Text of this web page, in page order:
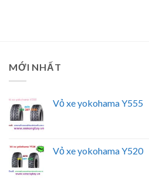
MỚI NHẤT
Vỏ xe yokohama Y555
Vỏ xe yokohama Y520